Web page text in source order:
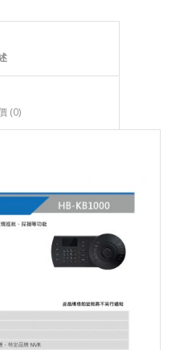
						描述
						評價 (0)